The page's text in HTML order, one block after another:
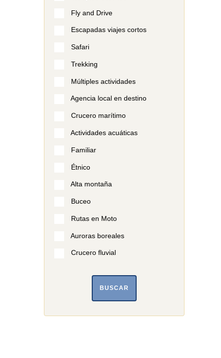
Fly and Drive
Escapadas viajes cortos
Safari
Trekking
Múltiples actividades
Agencia local en destino
Crucero marítimo
Actividades acuáticas
Familiar
Étnico
Alta montaña
Buceo
Rutas en Moto
Auroras boreales
Crucero fluvial
BUSCAR